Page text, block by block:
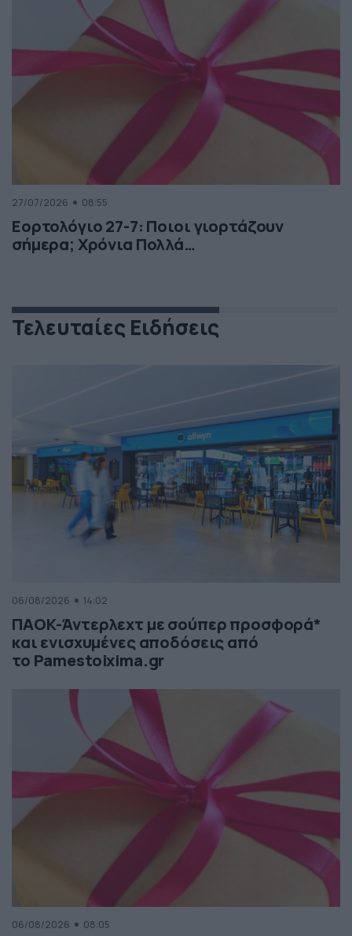
27/07/2026 08:55
Εορτολόγιο 27-7: Ποιοι γιορτάζουν
σήμερα; Χρόνια Πολλά…
Τελευταίες Ειδήσεις
06/08/2026 14:02
ΠΑΟΚ-Άντερλεχτ με σούπερ προσφορά*
και ενισχυμένες αποδόσεις από
το Pamestoixima.gr
06/08/2026 08:05